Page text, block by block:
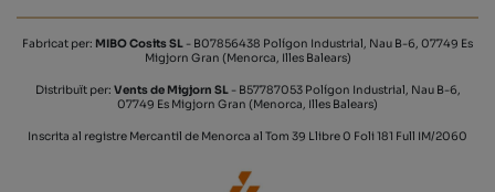
Fabricat per: MIBO Cosits SL - B07856438 Polígon Industrial, Nau B-6, 07749 Es
Migjorn Gran (Menorca, Illes Balears)
Distribuït per: Vents de Migjorn SL- B57787053 Polígon Industrial, Nau B-6,
07749 Es Migjorn Gran (Menorca, Illes Balears)
Inscrita al registre Mercantil de Menorca al Tom 39 Llibre 0 Foli 181 Full IM/2060